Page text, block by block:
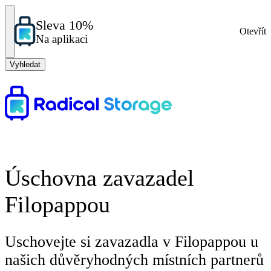
Sleva 10%
Na aplikaci
Otevřít
Vyhledat
Úschovna zavazadel
Filopappou
Uschovejte si zavazadla v Filopappou u
našich důvěryhodných místních partnerů